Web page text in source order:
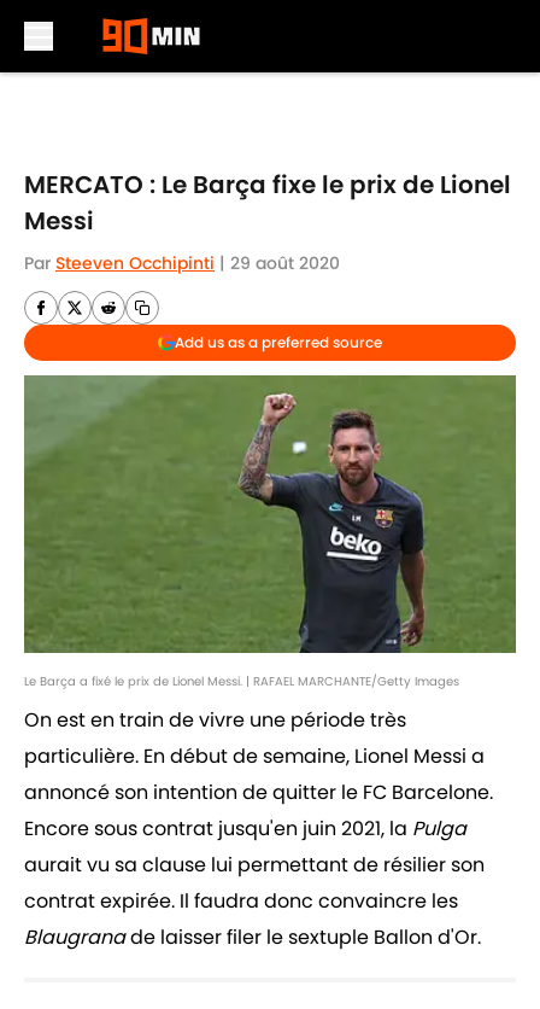
MERCATO : Le Barça fixe le prix de Lionel
Messi
Par Steeven Occhipinti | 29 août 2020
Add us as a preferred source
Le Barça a fixé le prix de Lionel Messi. | RAFAEL MARCHANTE/Getty Images
On est en train de vivre une période très
particulière. En début de semaine, Lionel Messi a
annoncé son intention de quitter le FC Barcelone.
Encore sous contrat jusqu'en juin 2021, la Pulga
aurait vu sa clause lui permettant de résilier son
contrat expirée. Il faudra donc convaincre les
Blaugranade laisser filer le sextuple Ballon d'Or.